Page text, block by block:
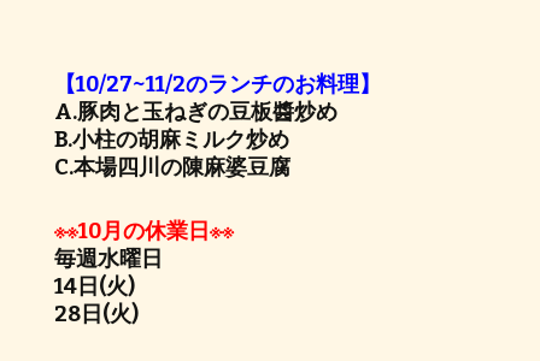
【10/27~11/2のランチのお料理】
A.豚肉と玉ねぎの豆板醬炒め
B.小柱の胡麻ミルク炒め
C.本場四川の陳麻婆豆腐
※※10月の休業日※※
毎週水曜日
14日(火)
28日(火)